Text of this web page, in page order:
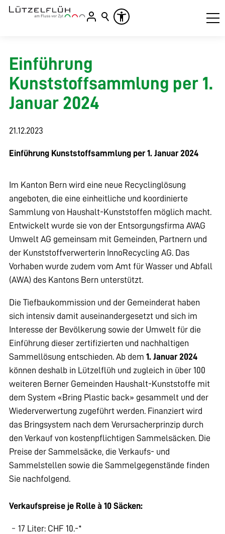
Einführung
Kunststoffsammlung per 1.
Januar 2024
21.12.2023
Einführung Kunststoffsammlung per 1. Januar 2024
Im Kanton Bern wird eine neue Recyclinglösung
angeboten, die eine einheitliche und koordinierte
Sammlung von Haushalt-Kunststoffen möglich macht.
Entwickelt wurde sie von der Entsorgungsfirma AVAG
Umwelt AG gemeinsam mit Gemeinden, Partnern und
der Kunststoffverwerterin InnoRecycling AG. Das
Vorhaben wurde zudem vom Amt für Wasser und Abfall
(AWA) des Kantons Bern unterstützt.
Die Tiefbaukommission und der Gemeinderat haben
sich intensiv damit auseinandergesetzt und sich im
Interesse der Bevölkerung sowie der Umwelt für die
Einführung dieser zertifizierten und nachhaltigen
Sammellösung entschieden. Ab dem 1. Januar 2024
können deshalb in Lützelflüh und zugleich in über 100
weiteren Berner Gemeinden Haushalt-Kunststoffe mit
dem System «Bring Plastic back» gesammelt und der
Wiederverwertung zugeführt werden. Finanziert wird
das Bringsystem nach dem Verursacherprinzip durch
den Verkauf von kostenpflichtigen Sammelsäcken. Die
Preise der Sammelsäcke, die Verkaufs- und
Sammelstellen sowie die Sammelgegenstände finden
Sie nachfolgend.
Verkaufspreise je Rolle à 10 Säcken:
17 Liter: CHF 10.-*